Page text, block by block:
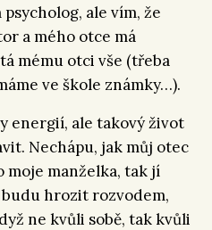
ale vím, že
a mého otce má
mému otci vše (třeba
ve škole známky…).
energií, ale takový život
Nechápu, jak můj otec
moje manželka, tak jí
hrozit rozvodem,
ne kvůli sobě, tak kvůli